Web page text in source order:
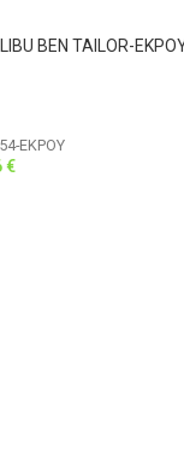
BEN TAILOR-
ΕΚΡΟΥ
€